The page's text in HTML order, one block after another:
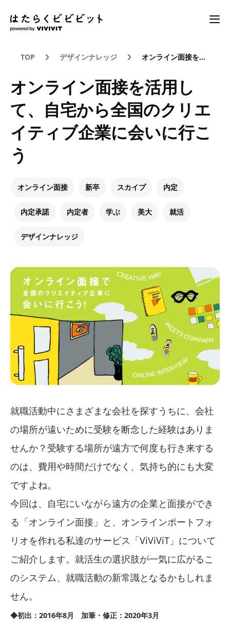
TOP デザインナレッジ オンライン面接を活用して、自宅から全国のクリエイティブ企業に会いに行こう
オンライン面接を活用し
て、自宅から全国のクリエ
イティブ企業に会いに行こ
う
オンライン面接 新卒 スカイプ 内定
内定承諾 内定者 学ぶ 美大 就活
デザインナレッジ
就職活動中にさまざまな会社を探すうちに、会社
の場所が遠いために受験を断念した経験はありま
せんか？受験する場所が遠方で何度も行き来する
のは、費用や時間だけでなく、気持ち的にも大変
ですよね。
今回は、自宅にいながら遠方の企業と面接ができ
る「オンライン面接」と、オンラインポートフォ
リオを作れる私達のサービス「ViViViT」について
ご紹介します。就活生の選択肢が一気に広がるこ
のシステム、就職活動の新常識となるかもしれま
せん。
◆初出：2016年8月 加筆・修正：2020年3月